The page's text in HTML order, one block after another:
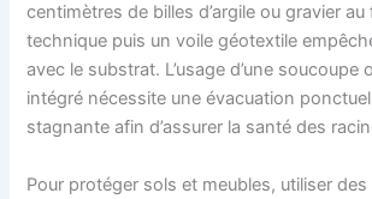
centimètres de billes d’argile ou gravier
technique puis un voile géotextile
avec le substrat. L’usage d’une soucoupe
intégré nécessite une évacuation
stagnante afin d’assurer la santé des
Pour protéger sols et meubles, utiliser